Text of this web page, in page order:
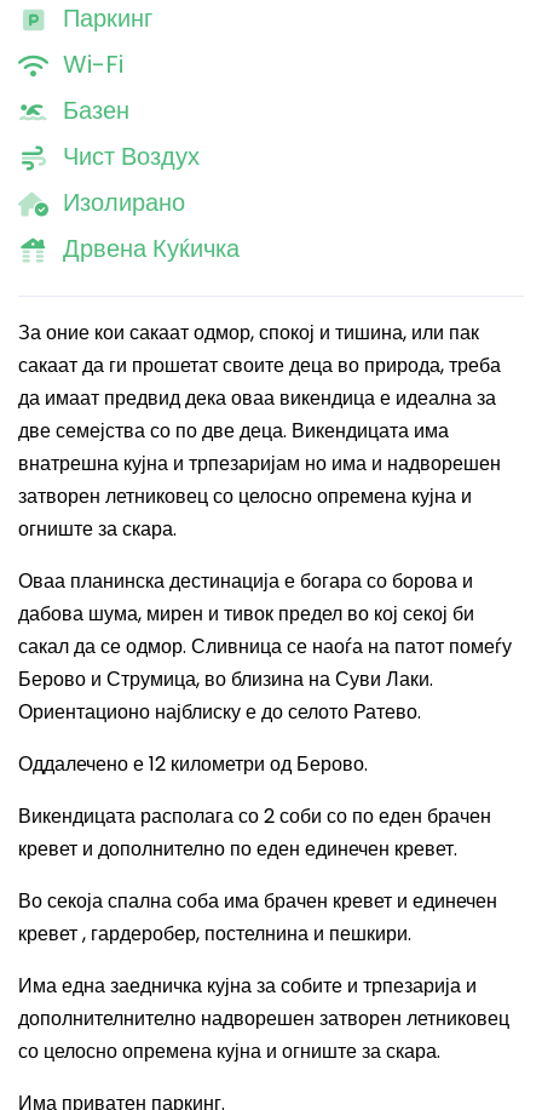
Паркинг
Wi-Fi
Базен
Чист Воздух
Изолирано
Дрвена Куќичка
За оние кои сакаат одмор, спокој и тишина, или пак
сакаат да ги прошетат своите деца во природа, треба
да имаат предвид дека оваа викендица е идеална за
две семејства со по две деца. Викендицата има
внатрешна кујна и трпезаријам но има и надворешен
затворен летниковец со целосно опремена кујна и
огниште за скара.
Оваа планинска дестинација е богара со борова и
дабова шума, мирен и тивок предел во кој секој би
сакал да се одмор. Сливница се наоѓа на патот помеѓу
Берово и Струмица, во близина на Суви Лаки.
Ориентационо најблиску е до селото Ратево.
Оддалечено е 12 километри од Берово.
Викендицата располага со 2 соби со по еден брачен
кревет и дополнително по еден единечен кревет.
Во секоја спална соба има брачен кревет и единечен
кревет , гардеробер, постелнина и пешкири.
Има една заедничка кујна за собите и трпезарија и
дополнителнително надворешен затворен летниковец
со целосно опремена кујна и огниште за скара.
Има приватен паркинг.